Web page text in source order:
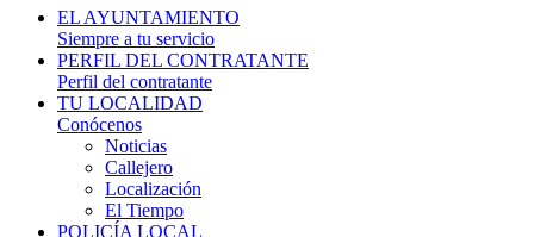
EL AYUNTAMIENTO
Siempre a tu servicio
PERFIL DEL CONTRATANTE
Perfil del contratante
TU LOCALIDAD
Conócenos
Noticias
Callejero
Localización
El Tiempo
POLICÍA LOCAL